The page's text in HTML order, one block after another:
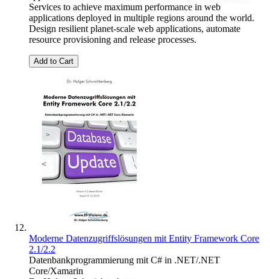
Services to achieve maximum performance in web
applications deployed in multiple regions around the world.
Design resilient planet-scale web applications, automate
resource provisioning and release processes.
Add to Cart
Moderne Datenzugriffslösungen mit Entity Framework Core
2.1/2.2
Datenbankprogrammierung mit C# in .NET/.NET
Core/Xamarin